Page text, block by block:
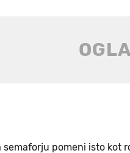
semaforju pomeni isto kot